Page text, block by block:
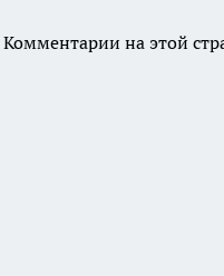
Комментарии на этой